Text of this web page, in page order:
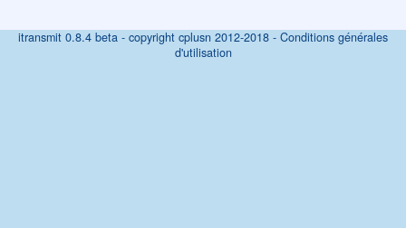
itransmit 0.8.4 beta - copyright cplusn 2012-2018 - Conditions générales
d'utilisation